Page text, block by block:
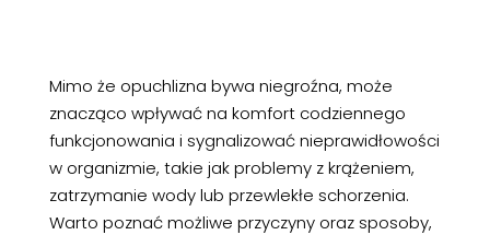
Mimo że opuchlizna bywa niegroźna, może
znacząco wpływać na komfort codziennego
funkcjonowania i sygnalizować nieprawidłowości
w organizmie, takie jak problemy z krążeniem,
zatrzymanie wody lub przewlekłe schorzenia.
Warto poznać możliwe przyczyny oraz sposoby,